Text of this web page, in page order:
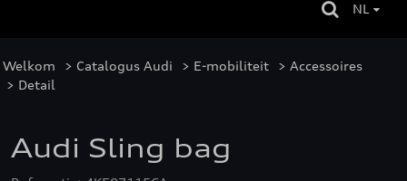
NL
Welkom > Catalogus Audi > E-mobiliteit > Accessoires
> Detail
Audi Sling bag